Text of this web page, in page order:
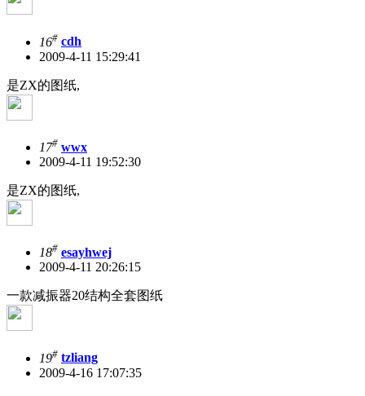
16# cdh
2009-4-11 15:29:41
是ZX的图纸,
17# wwx
2009-4-11 19:52:30
是ZX的图纸,
18# esayhwej
2009-4-11 20:26:15
一款减振器20结构全套图纸
19# tzliang
2009-4-16 17:07:35